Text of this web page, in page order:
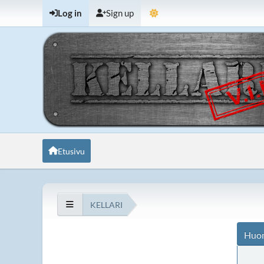
Log in Sign up
Etusivu
KELLARI